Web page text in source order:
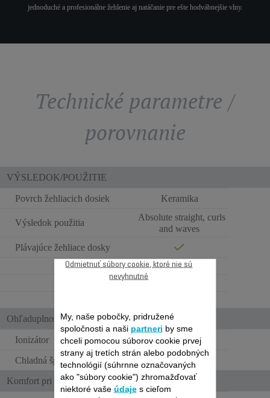
jednoduché a profesionálne žehlenie aj natáčanie pre ešte hodvábnejšie vlny.
Technické parametre /
porovnanie
VÝSLEDOK/POUŽITIE
Povrch žehliacich dosiek Keramika
Výsledok použitia
Absolute straight, curls
and waves
Plávajúce žehliace dosky
1
Ohľaduplnosť k vlasom a ergonómia
Ionizátor
Chladná špička
Komfort pri používaní
My, naše pobočky, pridružené
spoločnosti a naši partneri by sme
chceli pomocou súborov cookie prvej
strany aj tretích strán alebo podobných
technológií (súhrnne označovaných
ako "súbory cookie") zhromažďovať
niektoré vaše údajes cieľom
Odmietnuť súbory cookie, ktoré nie sú
nevyhnutné